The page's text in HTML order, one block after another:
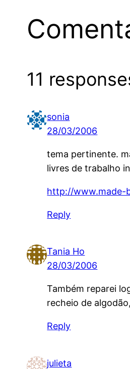
11
sonia
28/03/2006
tema pertinente.
livres de trabalho
http://www.made-
Reply
Tania Ho
28/03/2006
Também reparei
recheio de
Reply
julieta